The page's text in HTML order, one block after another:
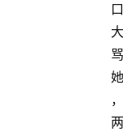
口
大
骂
她
，
两